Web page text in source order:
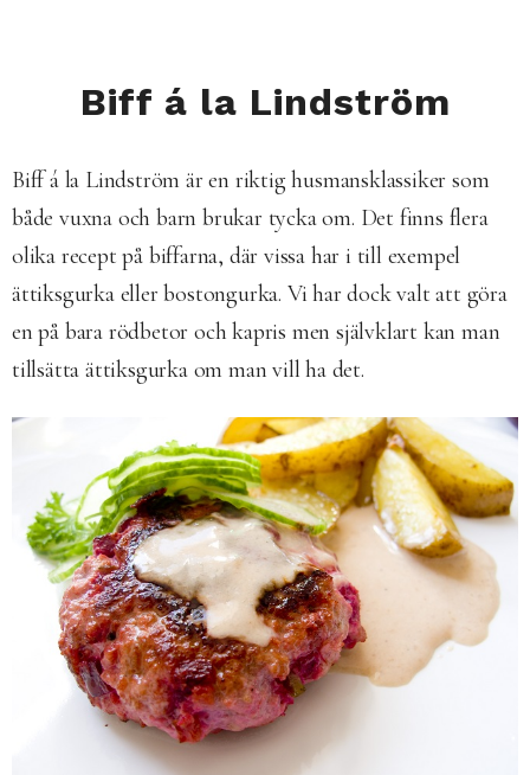
Biff á la Lindström
Biff á la Lindström är en riktig husmansklassiker som
både vuxna och barn brukar tycka om. Det finns flera
olika recept på biffarna, där vissa har i till exempel
ättiksgurka eller bostongurka. Vi har dock valt att göra
en på bara rödbetor och kapris men självklart kan man
tillsätta ättiksgurka om man vill ha det.